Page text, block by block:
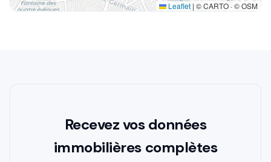
Leaflet | © CARTO · © OSM
Recevez vos données
immobilières complètes